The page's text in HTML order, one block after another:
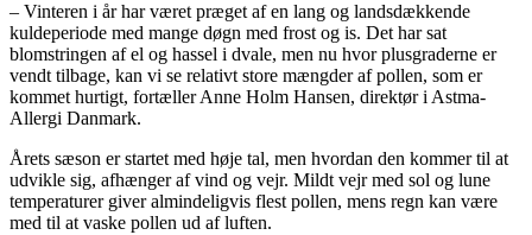
– Vinteren i år har været præget af en lang og landsdækkende
kuldeperiode med mange døgn med frost og is. Det har sat
blomstringen af el og hassel i dvale, men nu hvor plusgraderne er
vendt tilbage, kan vi se relativt store mængder af pollen, som er
kommet hurtigt, fortæller Anne Holm Hansen, direktør i Astma-
Allergi Danmark.
Årets sæson er startet med høje tal, men hvordan den kommer til at
udvikle sig, afhænger af vind og vejr. Mildt vejr med sol og lune
temperaturer giver almindeligvis flest pollen, mens regn kan være
med til at vaske pollen ud af luften.